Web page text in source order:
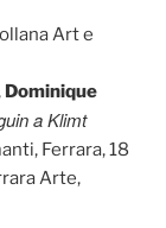
Art e
Dominique
a Klimt
Ferrara, 18
Arte,